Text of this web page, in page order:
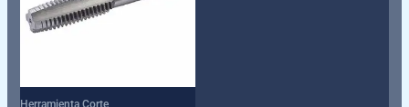
Herramienta Corte